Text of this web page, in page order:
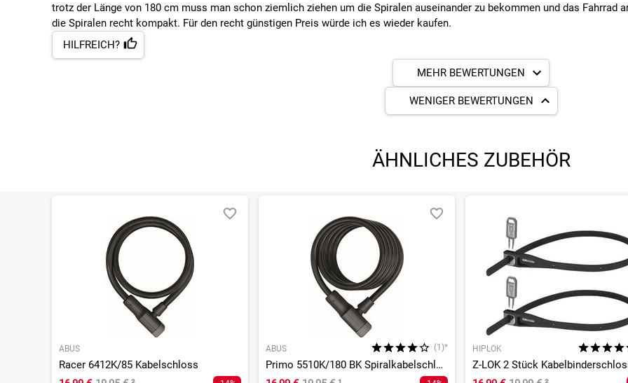
trotz der Länge von 180 cm muss man schon ziemlich ziehen um die Spiralen auseinander zu bekommen und das Fahrrad
die Spiralen recht kompakt. Für den recht günstigen Preis würde ich es wieder kaufen.
HILFREICH?
MEHR BEWERTUNGEN
WENIGER BEWERTUNGEN
ÄHNLICHES ZUBEHÖR
ABUS
Racer 6412K/85 Kabelschloss
ABUS (1)*
Primo 5510K/180 BK Spiralkabelschloss
HIPLOK
Z-LOK 2 Stück